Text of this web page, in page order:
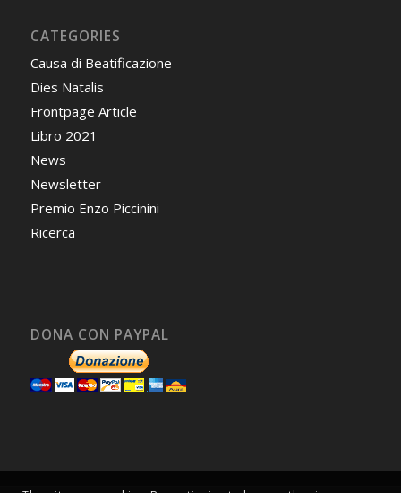
CATEGORIES
Causa di Beatificazione
Dies Natalis
Frontpage Article
Libro 2021
News
Newsletter
Premio Enzo Piccinini
Ricerca
DONA CON PAYPAL